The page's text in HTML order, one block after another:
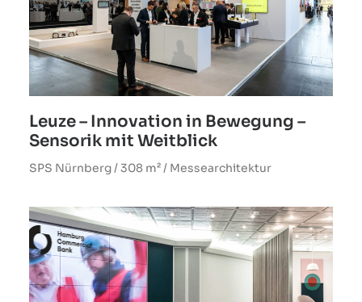
Leuze – Innovation in Bewegung –
Sensorik mit Weitblick
SPS Nürnberg / 308 m² / Messearchitektur